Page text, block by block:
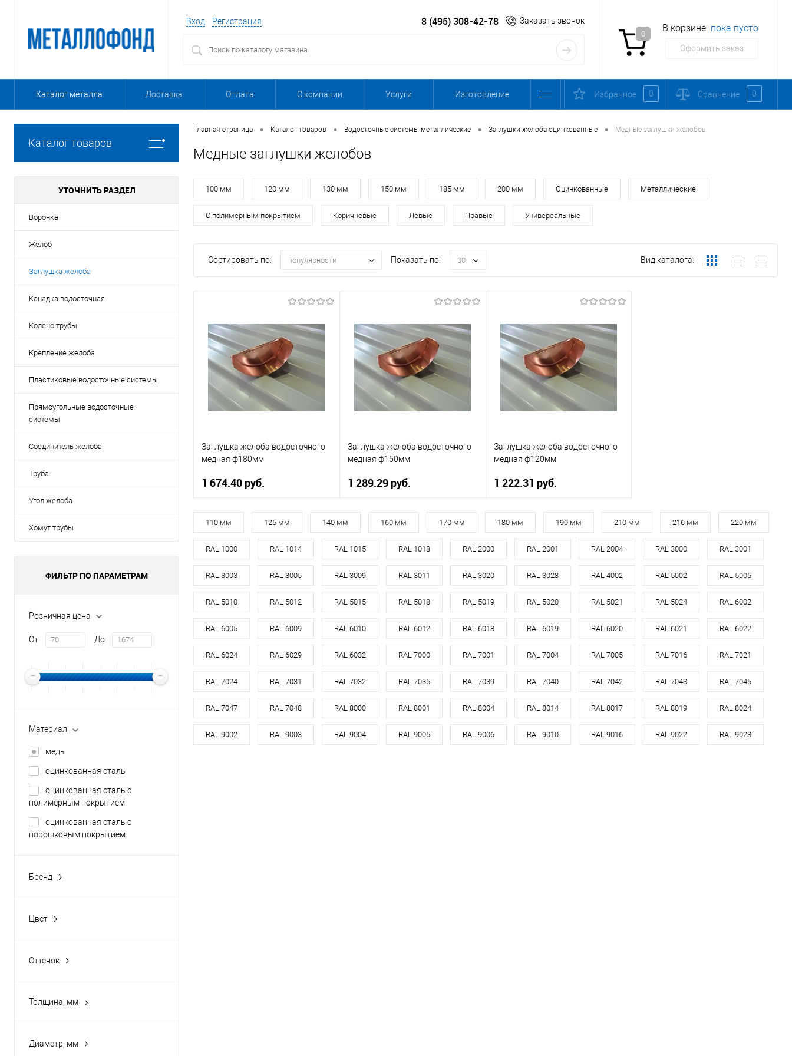
Вход Регистрация 8 (495) 308-42-78 Заказать звонок
0
В корзине пока пусто
Оформить заказ
Каталог металла Доставка Оплата О компании Услуги Изготовление Избранное 0 Сравнение 0
Каталог товаров
УТОЧНИТЬ РАЗДЕЛ
Воронка
Желоб
Заглушка желоба
Канадка водосточная
Колено трубы
Крепление желоба
Пластиковые водосточные системы
Прямоугольные водосточные
системы
Соединитель желоба
Труба
Угол желоба
Хомут трубы
ФИЛЬТР ПО ПАРАМЕТРАМ
Розничная цена
От До
Материал
медь
оцинкованная сталь
оцинкованная сталь с
полимерным покрытием
оцинкованная сталь с
порошковым покрытием
Бренд
Цвет
2000
Оттенок
Белый
Толщина, мм
Диаметр, мм
Главная страница • Каталог товаров • Водосточные системы металлические • Заглушки желоба оцинкованные • Медные заглушки желобов
Медные заглушки желобов
100 мм 120 мм 130 мм 150 мм 185 мм 200 мм Оцинкованные Металлические
С полимерным покрытием Коричневые Левые Правые Универсальные
Сортировать по: популярности Показать по: 30 Вид каталога:
Заглушка желоба водосточного
медная ф180мм
1 674.40 руб.
Диаметр, мм 180
Оттенок золотисто-розового
Цвет медь
В корзину
Купить в 1 клик
Сравнение
В избранное
Под заказ
Заглушка желоба водосточного
медная ф150мм
1 289.29 руб.
Диаметр, мм 150
Оттенок золотисто-розового
Цвет медь
В корзину
Купить в 1 клик
Сравнение
В избранное
Под заказ
Заглушка желоба водосточного
медная ф120мм
1 222.31 руб.
Диаметр, мм 120
Оттенок золотисто-розового
Цвет медь
В корзину
Купить в 1 клик
Сравнение
В избранное
Под заказ
110 мм 125 мм 140 мм 160 мм 170 мм 180 мм 190 мм 210 мм 216 мм 220 мм
RAL 1000 RAL 1014 RAL 1015 RAL 1018 RAL 2000 RAL 2001 RAL 2004 RAL 3000 RAL 3001
RAL 3003 RAL 3005 RAL 3009 RAL 3011 RAL 3020 RAL 3028 RAL 4002 RAL 5002 RAL 5005
RAL 5010 RAL 5012 RAL 5015 RAL 5018 RAL 5019 RAL 5020 RAL 5021 RAL 5024 RAL 6002
RAL 6005 RAL 6009 RAL 6010 RAL 6012 RAL 6018 RAL 6019 RAL 6020 RAL 6021 RAL 6022
RAL 6024 RAL 6029 RAL 6032 RAL 7000 RAL 7001 RAL 7004 RAL 7005 RAL 7016 RAL 7021
RAL 7024 RAL 7031 RAL 7032 RAL 7035 RAL 7039 RAL 7040 RAL 7042 RAL 7043 RAL 7045
RAL 7047 RAL 7048 RAL 8000 RAL 8001 RAL 8004 RAL 8014 RAL 8017 RAL 8019 RAL 8024
RAL 9002 RAL 9003 RAL 9004 RAL 9005 RAL 9006 RAL 9010 RAL 9016 RAL 9022 RAL 9023